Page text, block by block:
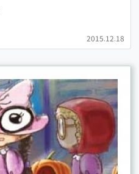
2015.12.18